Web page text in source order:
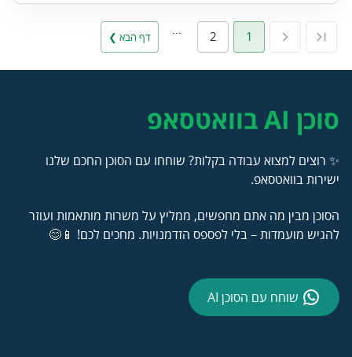
1
2 דף הבא ❯
סוכן AI בוואטסאפ
✨ רוצים למצוא עבודה בקלות? שוחחו עם הסוכן החכם שלנו
ישירות בוואטסאפ.
הסוכן מבין מה אתם מחפשים, ממליץ על משרות מותאמות ועוזר
להגיש מועמדות – בלי לפספס הזדמנויות. מחכים לכם! 📱😊
שוחח עם הסוכן AI